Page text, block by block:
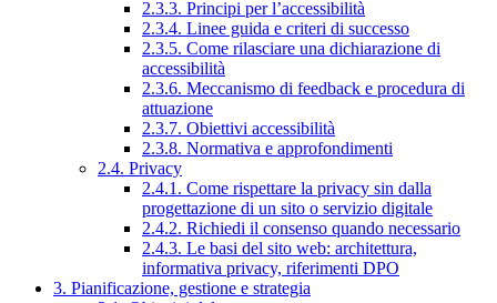
2.3.3. Principi per l’accessibilità
2.3.4. Linee guida e criteri di successo
2.3.5. Come rilasciare una dichiarazione di
accessibilità
2.3.6. Meccanismo di feedback e procedura di
attuazione
2.3.7. Obiettivi accessibilità
2.3.8. Normativa e approfondimenti
2.4. Privacy
2.4.1. Come rispettare la privacy sin dalla
progettazione di un sito o servizio digitale
2.4.2. Richiedi il consenso quando necessario
2.4.3. Le basi del sito web: architettura,
informativa privacy, riferimenti DPO
3. Pianificazione, gestione e strategia